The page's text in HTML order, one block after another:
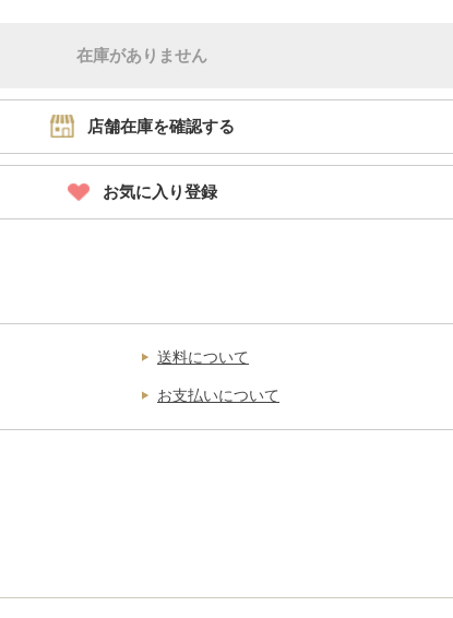
お気に入り登録
在庫がありません
店舗在庫を確認する
送料について
お支払いについて